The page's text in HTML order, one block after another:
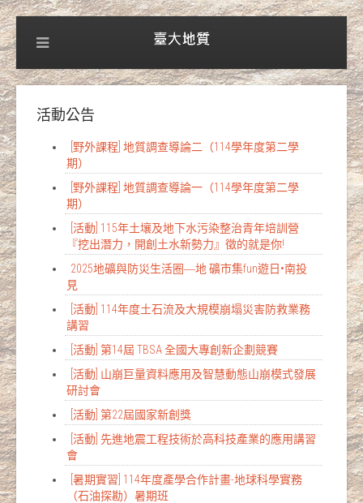
活動公告
[野外課程] 地質調查導論二（114學年度第二學
期）
[野外課程] 地質調查導論一（114學年度第二學
期）
[活動] 115年土壤及地下水污染整治青年培訓營
『挖出潛力，開創土水新勢力』徵的就是你!
2025地礦與防災生活圈―地 礦市集fun遊日•南投
見
[活動] 114年度土石流及大規模崩塌災害防救業務
講習
[活動] 第14屆 TBSA 全國大專創新企劃競賽
[活動] 山崩巨量資料應用及智慧動態山崩模式發展
研討會
[活動] 第22屆國家新創獎
[活動] 先進地震工程技術於高科技產業的應用講習
會
[暑期實習] 114年度產學合作計畫-地球科學實務
（石油探勘）暑期班